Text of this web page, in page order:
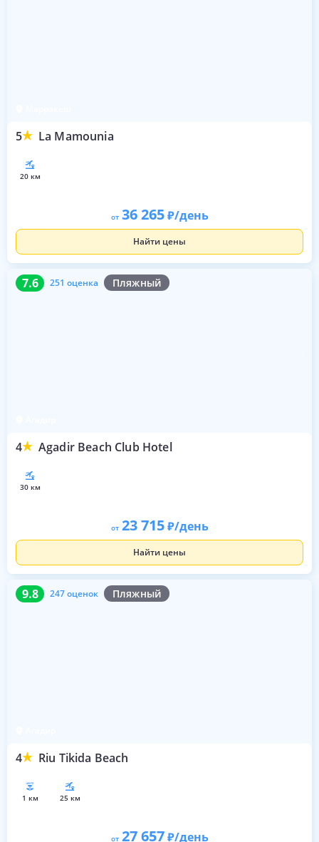
5 La Mamounia
20 км
от 36 265 /день
Найти цены
7.6 251 оценка Пляжный
4 Agadir Beach Club Hotel
7.6 251 оценка
30 км
от 23 715 /день
Найти цены
9.8 247 оценок Пляжный
4 Riu Tikida Beach
9.8 247 оценок
1 км 25 км
от 27 657 /день